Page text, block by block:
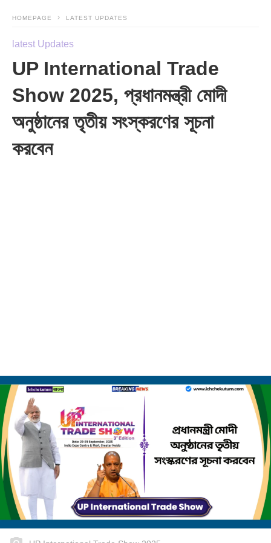
HOMEPAGE LATEST UPDATES
latest Updates
UP International Trade
Show 2025, প্রধানমন্ত্রী মোদী
অনুষ্ঠানের তৃতীয় সংস্করণের সূচনা
করবেন